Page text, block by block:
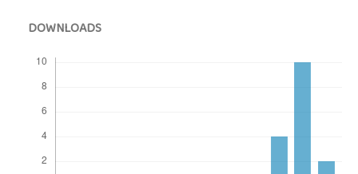
DOWNLOADS